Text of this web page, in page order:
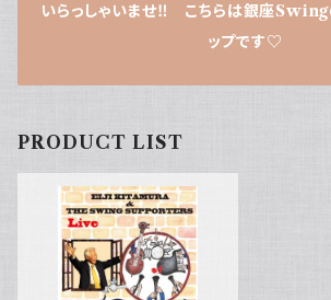
いらっしゃいませ‼ こちらは銀座Swing
ップです♡
PRODUCT LIST